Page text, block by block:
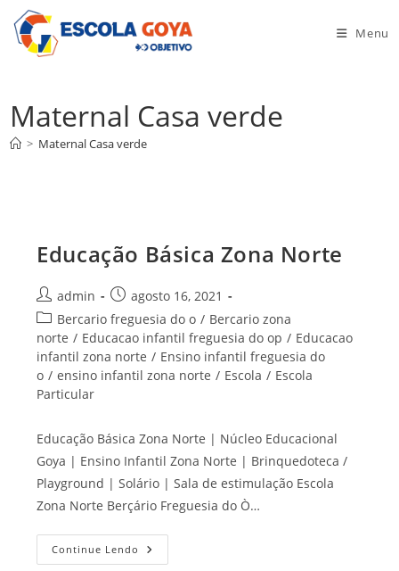
para
Menu
Maternal Casa verde
> Maternal Casa verde
Educação Básica Zona Norte
Autor
do
post:
admin
Post
publicado:
agosto 16, 2021
Categoria
do
post:
Bercario freguesia do o / Bercario zona
norte / Educacao infantil freguesia do op / Educacao
infantil zona norte / Ensino infantil freguesia do
o / ensino infantil zona norte / Escola / Escola
Particular
Educação Básica Zona Norte | Núcleo Educacional
Goya | Ensino Infantil Zona Norte | Brinquedoteca /
Playground | Solário | Sala de estimulação Escola
Zona Norte Berçário Freguesia do Ò…
Continue Lendo Educação
Básica